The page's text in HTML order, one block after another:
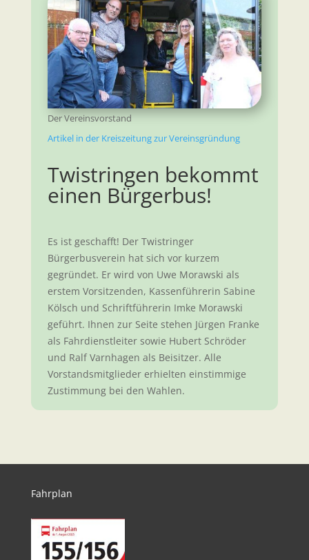
Der Vereinsvorstand
Artikel in der Kreiszeitung zur Vereinsgründung
Twistringen bekommt
einen Bürgerbus!
Es ist geschafft! Der Twistringer
Bürgerbusverein hat sich vor kurzem
gegründet. Er wird von Uwe Morawski als
erstem Vorsitzenden, Kassenführerin Sabine
Kölsch und Schriftführerin Imke Morawski
geführt. Ihnen zur Seite stehen Jürgen Franke
als Fahrdienstleiter sowie Hubert Schröder
und Ralf Varnhagen als Beisitzer. Alle
Vorstandsmitglieder erhielten einstimmige
Zustimmung bei den Wahlen.
Fahrplan